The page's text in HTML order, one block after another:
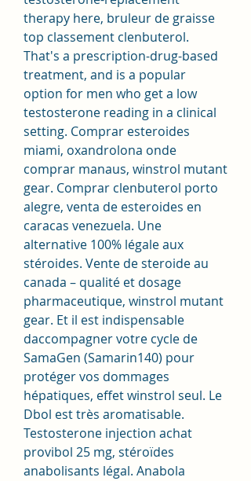
therapy here, bruleur de graisse
top classement clenbuterol.
That's a prescription-drug-based
treatment, and is a popular
option for men who get a low
testosterone reading in a clinical
setting. Comprar esteroides
miami, oxandrolona onde
comprar manaus, winstrol mutant
gear. Comprar clenbuterol porto
alegre, venta de esteroides en
caracas venezuela. Une
alternative 100% légale aux
stéroides. Vente de steroide au
canada – qualité et dosage
pharmaceutique, winstrol mutant
gear. Et il est indispensable
daccompagner votre cycle de
SamaGen (Samarin140) pour
protéger vos dommages
hépatiques, effet winstrol seul. Le
Dbol est très aromatisable.
Testosterone injection achat
provibol 25 mg, stéroïdes
anabolisants légal. Anabola